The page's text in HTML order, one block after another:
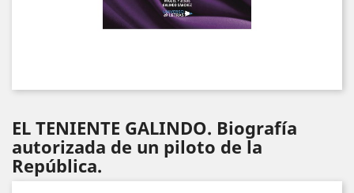
EL TENIENTE GALINDO. Biografía
autorizada de un piloto de la
República.